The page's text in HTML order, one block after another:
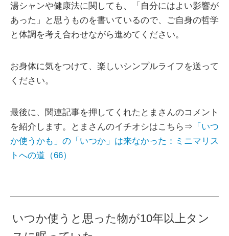
湯シャンや健康法に関しても、「自分にはよい影響が
あった」と思うものを書いているので、ご自身の哲学
と体調を考え合わせながら進めてください。
お身体に気をつけて、楽しいシンプルライフを送って
ください。
最後に、関連記事を押してくれたとまさんのコメント
を紹介します。とまさんのイチオシはこちら⇒ 「いつ
か使うかも」の「いつか」は来なかった：ミニマリス
トへの道（66）
いつか使うと思った物が10年以上タン